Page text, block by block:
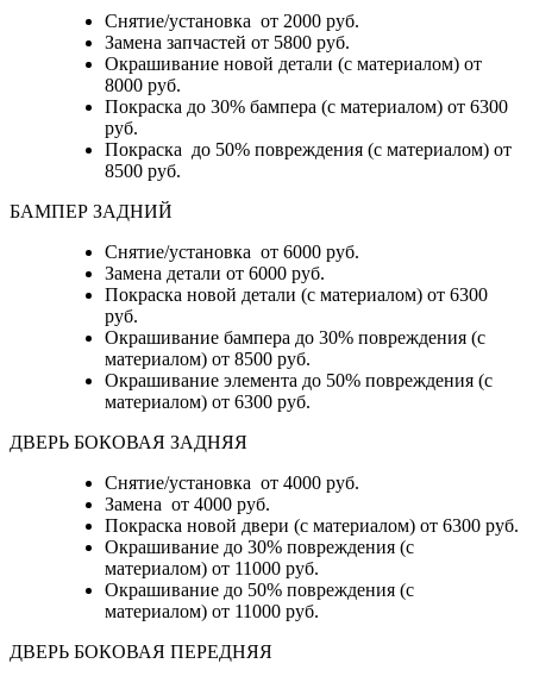
Снятие/установка от 2000 руб.
Замена запчастей от 5800 руб.
Окрашивание новой детали (с материалом) от
8000 руб.
Покраска до 30% бампера (с материалом) от 6300
руб.
Покраска до 50% повреждения (с материалом) от
8500 руб.
БАМПЕР ЗАДНИЙ
Снятие/установка от 6000 руб.
Замена детали от 6000 руб.
Покраска новой детали (с материалом) от 6300
руб.
Окрашивание бампера до 30% повреждения (с
материалом) от 8500 руб.
Окрашивание элемента до 50% повреждения (с
материалом) от 6300 руб.
ДВЕРЬ БОКОВАЯ ЗАДНЯЯ
Снятие/установка от 4000 руб.
Замена от 4000 руб.
Покраска новой двери (с материалом) от 6300 руб.
Окрашивание до 30% повреждения (с
материалом) от 11000 руб.
Окрашивание до 50% повреждения (с
материалом) от 11000 руб.
ДВЕРЬ БОКОВАЯ ПЕРЕДНЯЯ